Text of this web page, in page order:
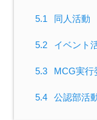
5.1 同人活動
5.2 イベント
5.3 MCG実行
5.4 公認部活